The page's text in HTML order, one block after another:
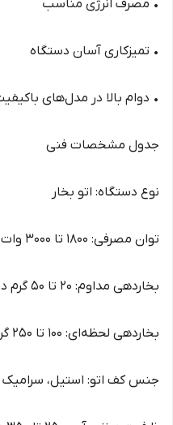
• مصرف انرژی مناسب
• تمیزکاری آسان دستگاه
• دوام بالا در مدل‌های
جدول مشخصات فنی
نوع دستگاه: اتو بخار
توان مصرفی: 1800 تا 3000 وات
بخاردهی مداوم: 20 تا 50 گرم در دقیقه
بخاردهی لحظه‌ای: 100 تا 250 گرم
جنس کف اتو: استیل، سرامیک